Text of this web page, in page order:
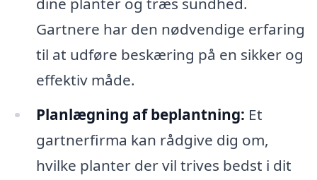
Gartnere har den nødvendige erfaring
til at udføre beskæring på en sikker og
effektiv måde.
Planlægning af beplantning: Et
gartnerfirma kan rådgive dig om,
hvilke planter der vil trives bedst i dit